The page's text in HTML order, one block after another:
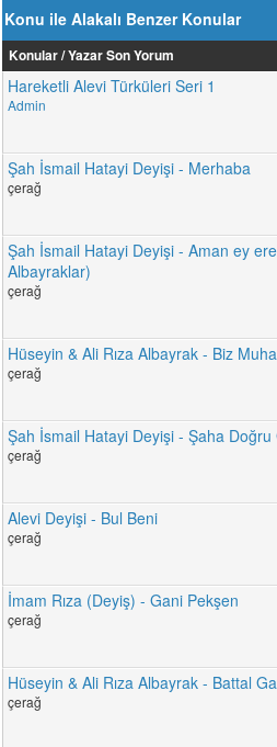
Konu ile Alakalı Benzer Konular
Konular / YazarSon Yorum
Hareketli Alevi Türküleri Seri 1
Admin
Şah İsmail Hatayi Deyişi - Merhaba
çerağ
Şah İsmail Hatayi Deyişi - Aman ey
Albayraklar)
çerağ
Hüseyin & Ali Rıza Albayrak - Biz
çerağ
Şah İsmail Hatayi Deyişi - Şaha Doğru
çerağ
Alevi Deyişi - Bul Beni
çerağ
İmam Rıza (Deyiş) - Gani Pekşen
çerağ
Hüseyin & Ali Rıza Albayrak - Battal
çerağ